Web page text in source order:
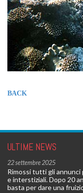
BACK
ULTIME NEWS
22 settembre 2025
Rimossi tutti gli annunci
e interstiziali. Dopo 20
basta per dare una